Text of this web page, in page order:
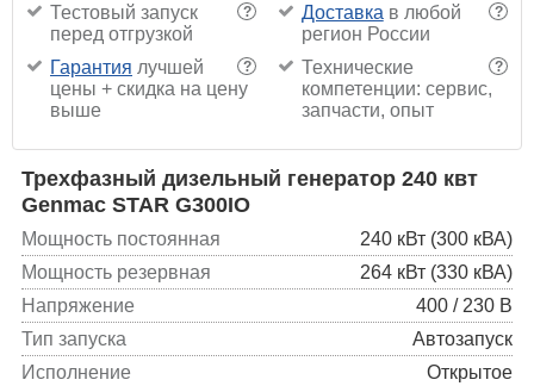
?
Тестовый запуск
перед отгрузкой
?
Доставка в любой
регион России
?
Гарантия лучшей
цены + скидка на цену
выше
?
Технические
компетенции: сервис,
запчасти, опыт
Трехфазный дизельный генератор 240 квт
Genmac STAR G300IO
Мощность постоянная
240 кВт (300 кВА)
Мощность резервная
264 кВт (330 кВА)
Напряжение
400 / 230 В
Тип запуска
Автозапуск
Исполнение
Открытое